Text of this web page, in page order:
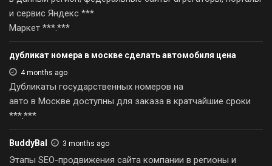
и сервис Яндекс ***
Маркет ***.***
дубликат номера в москве сделать автомобиля цена
4 months ago
Дубликаты государственных номеров на
авто в Москве доступны для заказа в кратчайшие сроки
***.***
BuddyBal 3 months ago
Этапы SEO-продвижения сайта компании в регионы и